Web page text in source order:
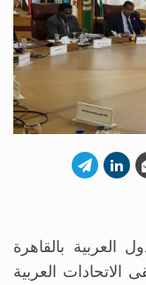
العربية بالقاهرة
الاتحادات العربية